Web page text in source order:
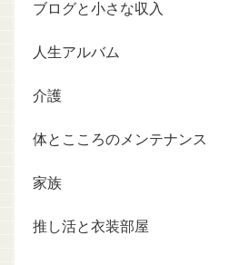
ブログと小さな収入
人生アルバム
介護
体とこころのメンテナンス
家族
推し活と衣装部屋